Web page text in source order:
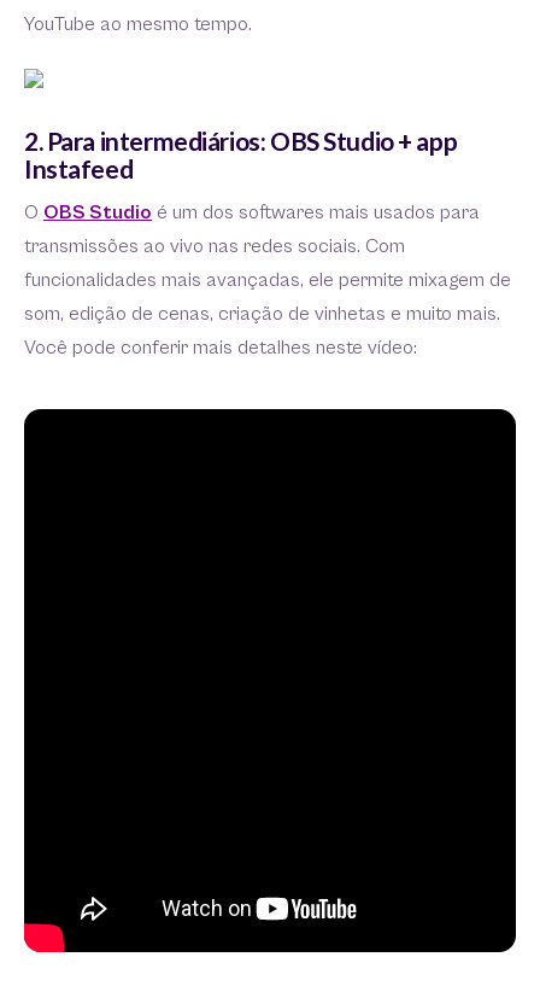
YouTube ao mesmo tempo.
2. Para intermediários: OBS Studio + app
Instafeed
O OBS Studio é um dos softwares mais usados para
transmissões ao vivo nas redes sociais. Com
funcionalidades mais avançadas, ele permite mixagem de
som, edição de cenas, criação de vinhetas e muito mais.
Você pode conferir mais detalhes neste vídeo: